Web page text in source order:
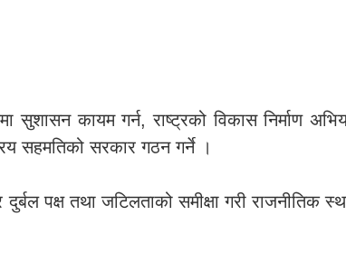
सुशासन कायम गर्न, राष्ट्रको विकास निर्माण
सहमतिको सरकार गठन गर्ने ।
पक्ष तथा जटिलताको समीक्षा गरी राजनीतिक